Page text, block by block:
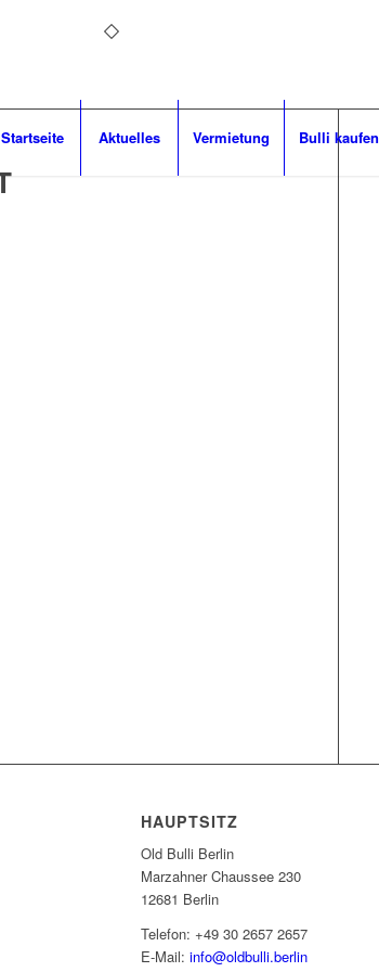
Startseite Aktuelles Vermietung Bulli kaufen
HAUPTSITZ
Old Bulli Berlin
Marzahner Chaussee 230
12681 Berlin
Telefon: +49 30 2657 2657
E-Mail:info@oldbulli.berlin